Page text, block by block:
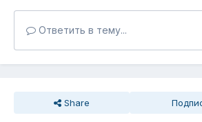
Ответить в тему...
Share